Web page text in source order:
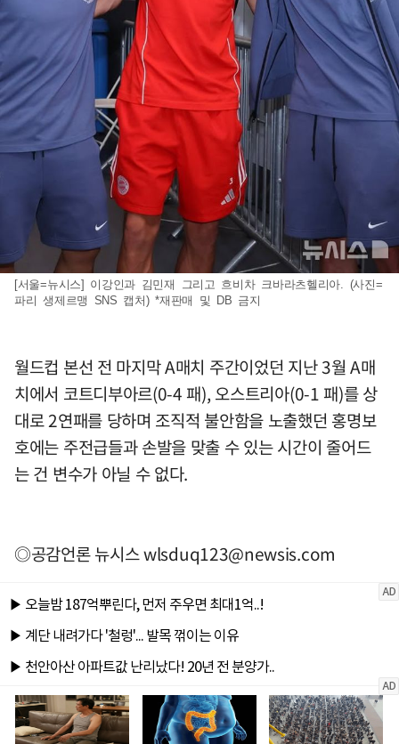
[서울=뉴시스] 이강인과 김민재 그리고 흐비차 크바라츠헬리아. (사진=
파리 생제르맹 SNS 캡처) *재판매 및 DB 금지
월드컵 본선 전 마지막 A매치 주간이었던 지난 3월 A매
치에서 코트디부아르(0-4 패), 오스트리아(0-1 패)를 상
대로 2연패를 당하며 조직적 불안함을 노출했던 홍명보
호에는 주전급들과 손발을 맞출 수 있는 시간이 줄어드
는 건 변수가 아닐 수 없다.
◎공감언론 뉴시스wlsduq123@newsis.com